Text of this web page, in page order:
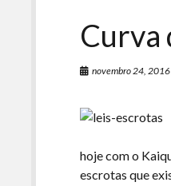
Curva
novembro 24, 2016
hoje com o
escrotas que